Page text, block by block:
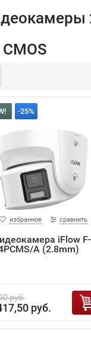
-25%
избранное сравнить
iFlow
A (2.8mm)
руб.
руб.